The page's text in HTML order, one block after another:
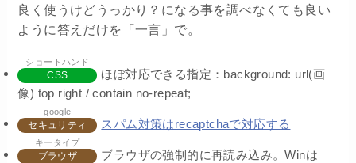
良く使うけどうっかり？になる事を調べなくても良い
ように答えだけを「一言」で。
CSS
ショートハンド
ほぼ対応できる指定：background: url(画
像) top right / contain no-repeat;
セキュリティ
google
スパム対策はrecaptchaで対応する
ブラウザ
キータイプ
ブラウザの強制的に再読み込み。Winは